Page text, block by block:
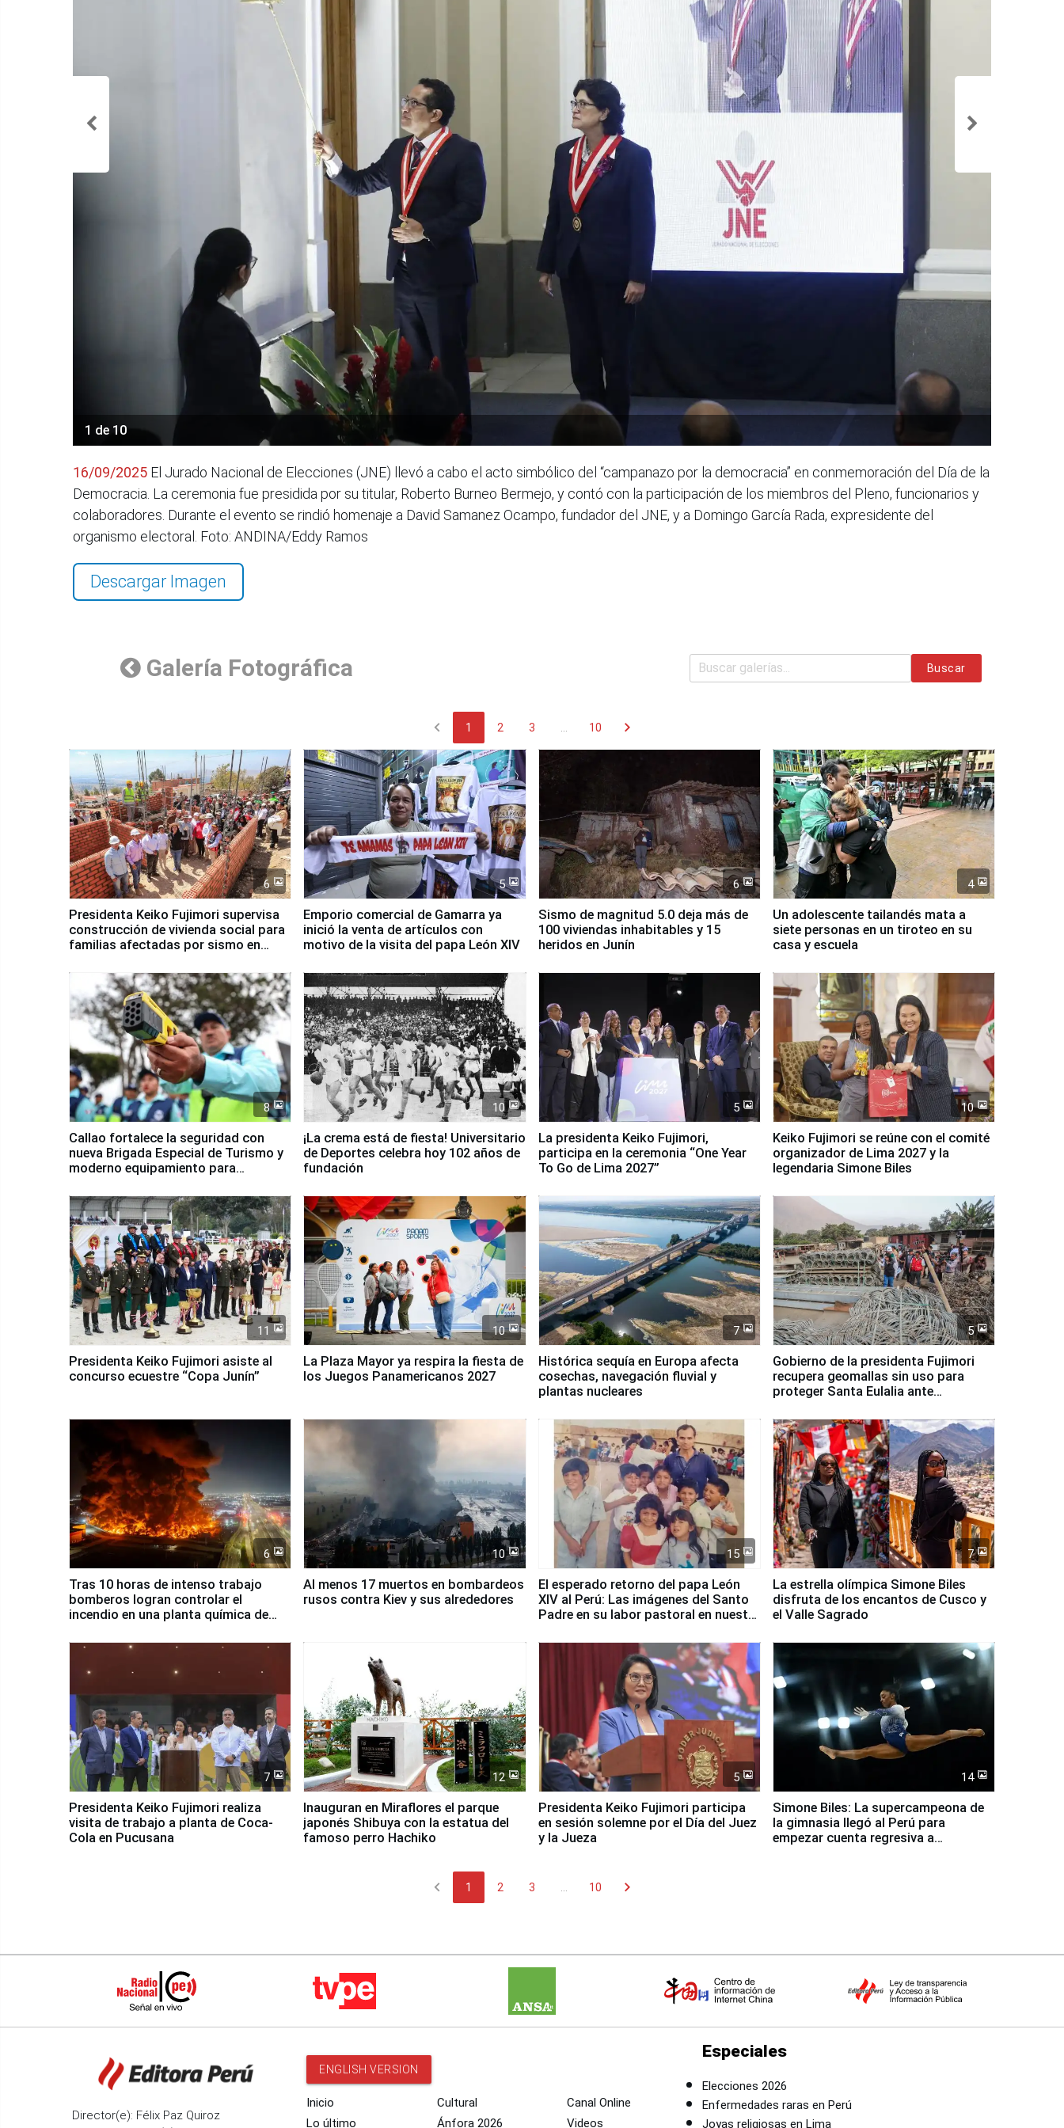
1 de 10
16/09/2025 El Jurado Nacional de Elecciones (JNE) llevó a cabo el acto simbólico del “campanazo por la democracia” en conmemoración del Día de la
Democracia. La ceremonia fue presidida por su titular, Roberto Burneo Bermejo, y contó con la participación de los miembros del Pleno, funcionarios y
colaboradores. Durante el evento se rindió homenaje a David Samanez Ocampo, fundador del JNE, y a Domingo García Rada, expresidente del
organismo electoral. Foto: ANDINA/Eddy Ramos
Descargar Imagen
Galería Fotográfica Buscar
chevron_left 1 2 3 10 chevron_right
6
Presidenta Keiko Fujimori supervisa
construcción de vivienda social para
familias afectadas por sismo en
5
Emporio comercial de Gamarra ya
inició la venta de artículos con
motivo de la visita del papa León XIV
6
Sismo de magnitud 5.0 deja más de
100 viviendas inhabitables y 15
heridos en Junín
4
Un adolescente tailandés mata a
siete personas en un tiroteo en su
casa y escuela
8
Callao fortalece la seguridad con
nueva Brigada Especial de Turismo y
moderno equipamiento para
10
¡La crema está de fiesta! Universitario
de Deportes celebra hoy 102 años de
fundación
5
La presidenta Keiko Fujimori,
participa en la ceremonia “One Year
To Go de Lima 2027”
10
Keiko Fujimori se reúne con el comité
organizador de Lima 2027 y la
legendaria Simone Biles
11
Presidenta Keiko Fujimori asiste al
concurso ecuestre “Copa Junín”
10
La Plaza Mayor ya respira la fiesta de
los Juegos Panamericanos 2027
7
Histórica sequía en Europa afecta
cosechas, navegación fluvial y
plantas nucleares
5
Gobierno de la presidenta Fujimori
recupera geomallas sin uso para
proteger Santa Eulalia ante
6
Tras 10 horas de intenso trabajo
bomberos logran controlar el
incendio en una planta química de
10
Al menos 17 muertos en bombardeos
rusos contra Kiev y sus alrededores
15
El esperado retorno del papa León
XIV al Perú: Las imágenes del Santo
Padre en su labor pastoral en nuestro
7
La estrella olímpica Simone Biles
disfruta de los encantos de Cusco y
el Valle Sagrado
7
Presidenta Keiko Fujimori realiza
visita de trabajo a planta de Coca-
Cola en Pucusana
12
Inauguran en Miraflores el parque
japonés Shibuya con la estatua del
famoso perro Hachiko
5
Presidenta Keiko Fujimori participa
en sesión solemne por el Día del Juez
y la Jueza
14
Simone Biles: La supercampeona de
la gimnasia llegó al Perú para
empezar cuenta regresiva a
chevron_left 1 2 3 10 chevron_right
Director(e): Félix Paz Quiroz
ENGLISH VERSION
Inicio
Lo último
Cultural
Ánfora 2026
Canal Online
Videos
Especiales
Elecciones 2026
Enfermedades raras en Perú
Joyas religiosas en Lima